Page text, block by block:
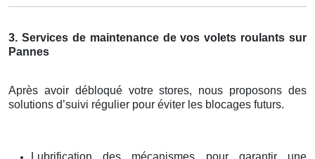
3. Services de maintenance de vos volets roulants sur
Pannes
Après avoir débloqué votre stores, nous proposons des
solutions d’suivi régulier pour éviter les blocages futurs.
Lubrification des mécanismes pour garantir une